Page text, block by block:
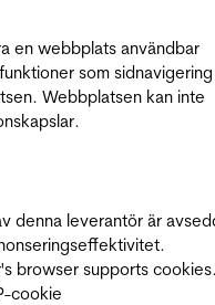
en webbplats användbar
som
Webbplatsen kan inte
denna leverantör är
browser supports
cookie